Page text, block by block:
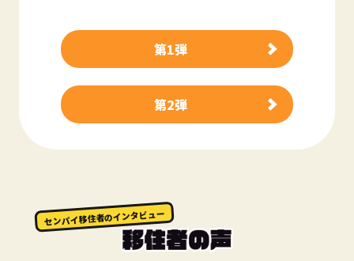
第1弾
第2弾
センパイ移住者のインタビュー